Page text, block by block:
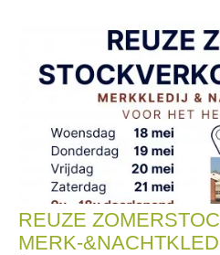
REUZE
MERK-